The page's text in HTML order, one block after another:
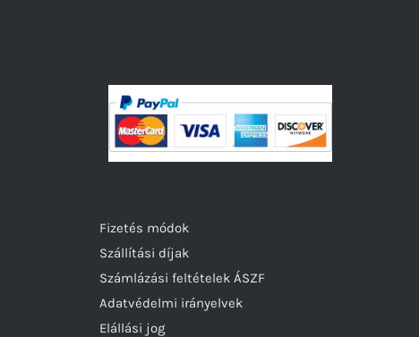
Fizetés módok
Szállítási díjak
Számlázási feltételek ÁSZF
Adatvédelmi irányelvek
Elállási jog